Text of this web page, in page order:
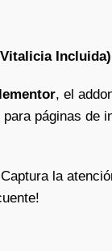
Incluida)
, el
páginas de
Captura la